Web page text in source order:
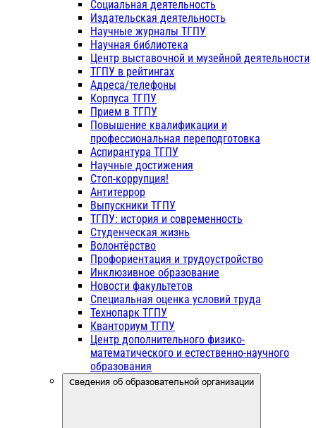
Социальная деятельность
Издательская деятельность
Научные журналы ТГПУ
Научная библиотека
Центр выставочной и музейной деятельности
ТГПУ в рейтингах
Адреса/телефоны
Корпуса ТГПУ
Прием в ТГПУ
Повышение квалификации и
профессиональная переподготовка
Аспирантура ТГПУ
Научные достижения
Стоп-коррупция!
Антитеррор
Выпускники ТГПУ
ТГПУ: история и современность
Студенческая жизнь
Волонтёрство
Профориентация и трудоустройство
Инклюзивное образование
Новости факультетов
Специальная оценка условий труда
Технопарк ТГПУ
Кванториум ТГПУ
Центр дополнительного физико-
математического и естественно-научного
образования
Сведения об образовательной организации